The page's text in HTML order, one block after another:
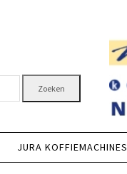
Zoeken
JURA KOFFIEMACHINES